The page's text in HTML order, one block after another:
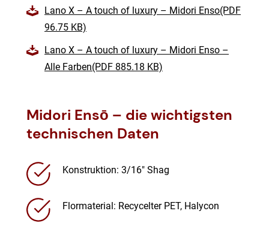
Lano X – A touch of luxury – Midori Enso(PDF
96.75 KB)
Lano X – A touch of luxury – Midori Enso –
Alle Farben(PDF 885.18 KB)
Midori Ensō – die wichtigsten
technischen Daten
Konstruktion: 3/16″ Shag
Flormaterial: Recycelter PET, Halycon